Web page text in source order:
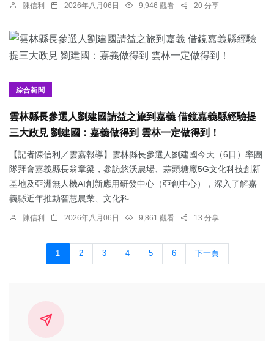
陳信利 2026年八月06日 9,946 觀看 20 分享
綜合新聞
雲林縣長參選人劉建國請益之旅到嘉義 借鏡嘉義縣經驗提
三大政見 劉建國：嘉義做得到 雲林一定做得到！
【記者陳信利／雲嘉報導】雲林縣長參選人劉建國今天（6日）率團
隊拜會嘉義縣長翁章梁，參訪悠沃農場、蒜頭糖廠5G文化科技創新
基地及亞洲無人機AI創新應用研發中心（亞創中心），深入了解嘉
義縣近年推動智慧農業、文化科...
陳信利 2026年八月06日 9,861 觀看 13 分享
1 2 3 4 5 6 下一頁